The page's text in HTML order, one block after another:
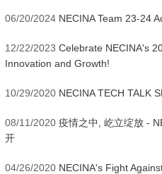
06/20/2024 NECINA Team 23-24
12/22/2023 Celebrate NECINA's
Innovation and Growth!
10/29/2020 NECINA TECH TALK
08/11/2020 疫情之中, 屹立绽放 -
开
04/26/2020 NECINA's Fight